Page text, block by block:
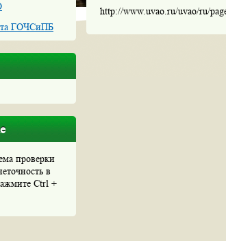
ГОЧСиПБ
проверки
в
Ctrl +
http://www.uvao.ru/uvao/ru/